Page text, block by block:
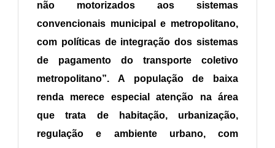
não motorizados aos sistemas
convencionais municipal e metropolitano,
com políticas de integração dos sistemas
de pagamento do transporte coletivo
metropolitano”. A população de baixa
renda merece especial atenção na área
que trata de habitação, urbanização,
regulação e ambiente urbano, com